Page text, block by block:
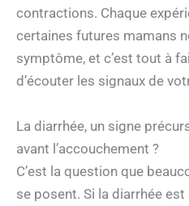
contractions. Chaque
certaines futures mamans
symptôme, et c’est tout à
d’écouter les signaux de
La diarrhée, un signe
avant l’accouchement ?
C’est la question que
se posent. Si la diarrhée